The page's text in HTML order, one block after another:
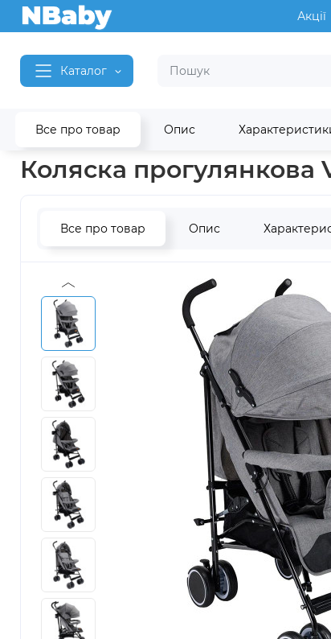
Акції
Каталог
Все про товар Опис
Головна Дитячі коляски Прогулянкові коляски
Коляска прогулянкова
Все про товар Опис